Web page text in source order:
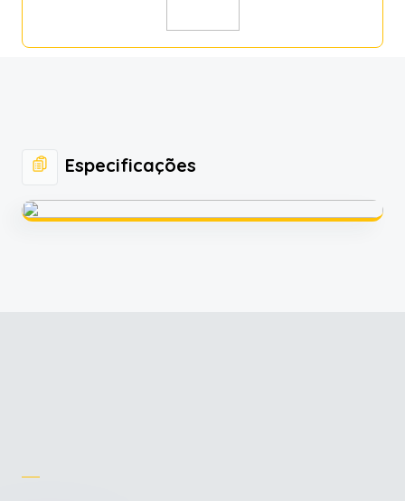
Especificações